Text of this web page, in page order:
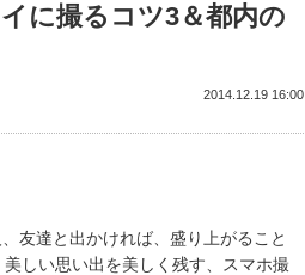
に撮るコツ3＆都内の
2014.12.19 16:00
友達と出かければ、盛り上がること
しい思い出を美しく残す、スマホ撮